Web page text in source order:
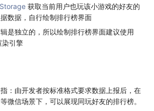
获取当前用户也玩该小游戏的好友的
数据，自行绘制排行榜界面
是独立的，所以绘制排行榜界面建议使用
染引擎
：由开发者按标准格式要求数据上报后，在
微信场景下，可以展现同玩好友的排行榜。